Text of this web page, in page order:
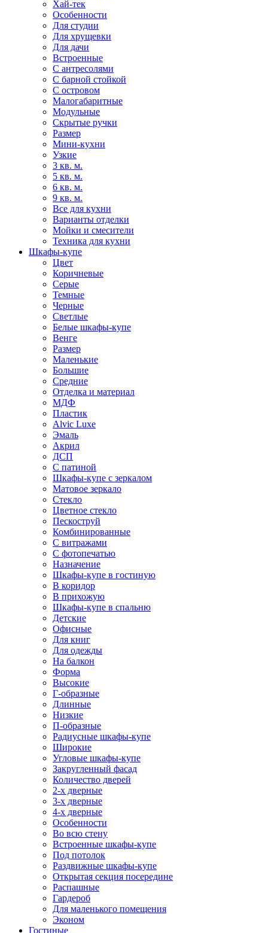
Хай-тек
Особенности
Для студии
Для хрущевки
Для дачи
Встроенные
С антресолями
С барной стойкой
С островом
Малогабаритные
Модульные
Скрытые ручки
Размер
Мини-кухни
Узкие
3 кв. м.
5 кв. м.
6 кв. м.
9 кв. м.
Все для кухни
Варианты отделки
Мойки и смесители
Техника для кухни
Шкафы-купе
Цвет
Коричневые
Серые
Темные
Черные
Светлые
Белые шкафы-купе
Венге
Размер
Маленькие
Большие
Средние
Отделка и материал
МДФ
Пластик
Alvic Luxe
Эмаль
Акрил
ДСП
С патиной
Шкафы-купе с зеркалом
Матовое зеркало
Стекло
Цветное стекло
Пескоструй
Комбинированные
С витражами
С фотопечатью
Назначение
Шкафы-купе в гостиную
В коридор
В прихожую
Шкафы-купе в спальню
Детские
Офисные
Для книг
Для одежды
На балкон
Форма
Высокие
Г-образные
Длинные
Низкие
П-образные
Радиусные шкафы-купе
Широкие
Угловые шкафы-купе
Закругленный фасад
Количество дверей
2-х дверные
3-х дверные
4-х дверные
Особенности
Во всю стену
Встроенные шкафы-купе
Под потолок
Раздвижные шкафы-купе
Открытая секция посередине
Распашные
Гардероб
Для маленького помещения
Эконом
Гостиные